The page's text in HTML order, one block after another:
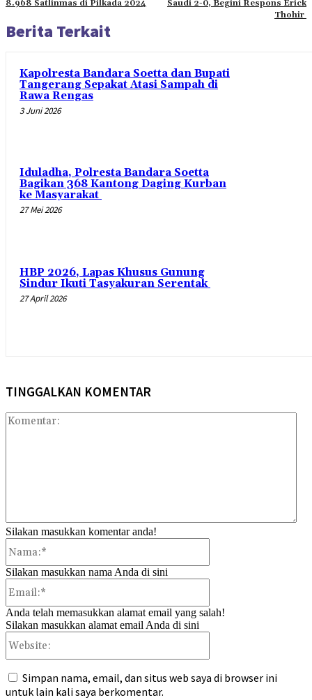
8.968 Satlinmas di Pilkada 2024
Saudi 2-0, Begini Respons Erick
Thohir
Berita Terkait
Kapolresta Bandara Soetta dan Bupati
Tangerang Sepakat Atasi Sampah di
Rawa Rengas
3 Juni 2026
Iduladha, Polresta Bandara Soetta
Bagikan 368 Kantong Daging Kurban
ke Masyarakat
27 Mei 2026
HBP 2026, Lapas Khusus Gunung
Sindur Ikuti Tasyakuran Serentak
27 April 2026
TINGGALKAN KOMENTAR
Silakan masukkan komentar anda!
Silakan masukkan nama Anda di sini
Anda telah memasukkan alamat email yang salah!
Silakan masukkan alamat email Anda di sini
Simpan nama, email, dan situs web saya di browser ini
untuk lain kali saya berkomentar.